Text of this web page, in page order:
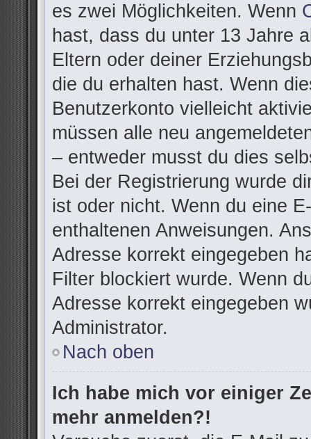
es zwei Möglichkeiten. Wenn
hast, dass du unter 13 Jahre
Eltern oder deiner
die du erhalten hast. Wenn
Benutzerkonto vielleicht
müssen alle neu
– entweder musst du dies
Bei der Registrierung wurde
ist oder nicht. Wenn du eine
enthaltenen Anweisungen.
Adresse korrekt eingegeben
Filter blockiert wurde. Wenn
Adresse korrekt eingegeben
Administrator.
Nach oben
Ich habe mich vor einiger
mehr anmelden?!